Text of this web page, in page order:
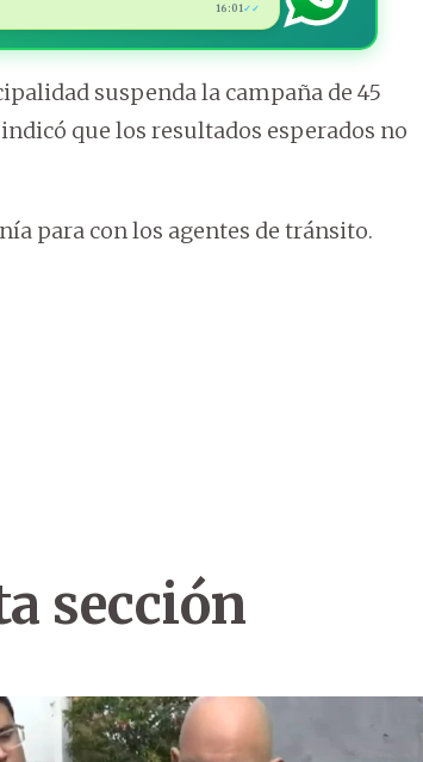
16:01✓✓
suspenda la campaña de 45
que los resultados esperados no
para con los agentes de tránsito.
sección